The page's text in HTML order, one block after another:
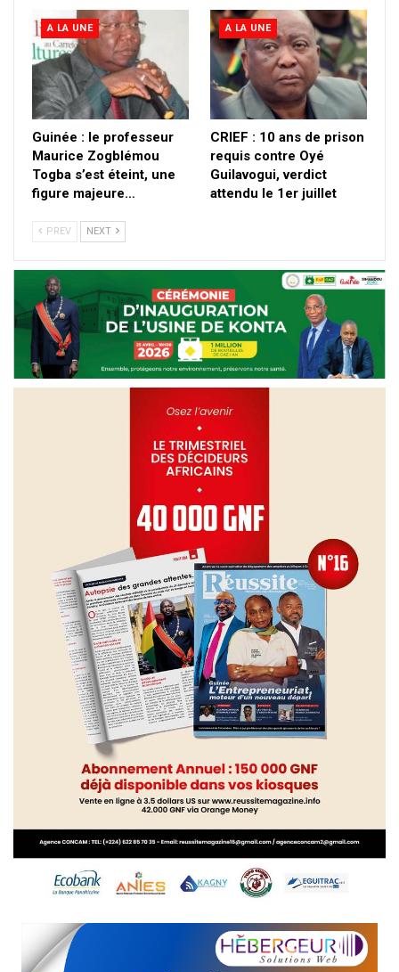
A LA UNE
Guinée : le professeur
Maurice Zogblémou
Togba s’est éteint, une
figure majeure…
A LA UNE
CRIEF : 10 ans de prison
requis contre Oyé
Guilavogui, verdict
attendu le 1er juillet
PREV NEXT